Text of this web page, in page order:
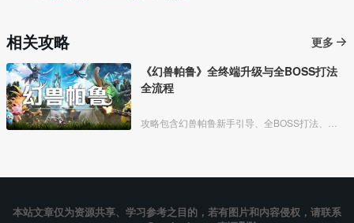
相关攻略
更多
《幻兽帕鲁》全终端升级与全BOSS打法
全流程
本站文章仅为资源共享、学习参考之目的，若有图片和内容侵权，请联系